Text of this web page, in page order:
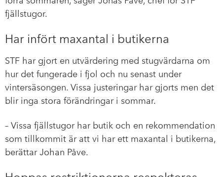
fjällstugor.
Har infört maxantal i butikerna
STF har gjort en utvärdering med stugvärdarna om
hur det fungerade i fjol och nu senast under
vintersäsongen. Vissa justeringar har gjorts men det
blir inga stora förändringar i sommar.
– Vissa fjällstugor har butik och en rekommendation
som tillkommit är att vi har ett maxantal i butikerna,
berättar Johan Påve.